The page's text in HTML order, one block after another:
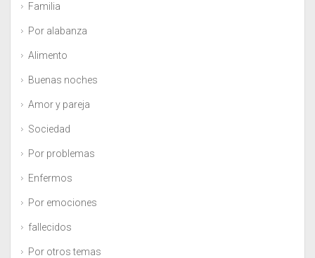
Familia
Por alabanza
Alimento
Buenas noches
Amor y pareja
Sociedad
Por problemas
Enfermos
Por emociones
fallecidos
Por otros temas